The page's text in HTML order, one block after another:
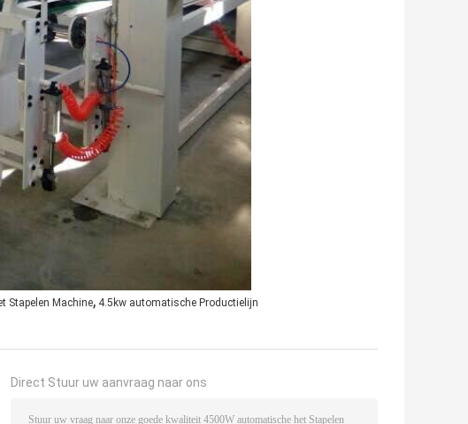
Stapelen Machine, 4.5kw automatische Productielijn
Direct Stuur uw aanvraag naar ons